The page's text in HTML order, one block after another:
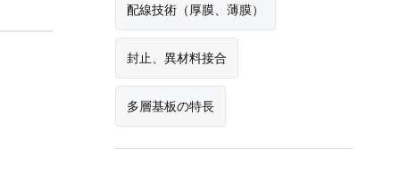
配線技術（厚膜、薄膜）
封止、異材料接合
多層基板の特長